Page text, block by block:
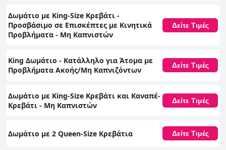
Δωμάτιο με King-Size Κρεβάτι -
Προσβάσιμο σε Επισκέπτες με Κινητικά
Προβλήματα - Μη Καπνιστών
Δείτε Τιμές
King Δωμάτιο - Κατάλληλο για Άτομα με
Προβλήματα Ακοής/Μη Καπνιζόντων
Δείτε Τιμές
Δωμάτιο με King-Size Κρεβάτι και Καναπέ-
Κρεβάτι - Μη Καπνιστών
Δείτε Τιμές
Δωμάτιο με 2 Queen-Size Κρεβάτια Δείτε Τιμές